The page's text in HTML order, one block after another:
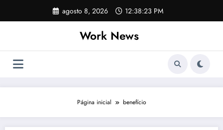
o
agosto 8, 2026 12:38:23 PM
Work News
Página inicial benefício